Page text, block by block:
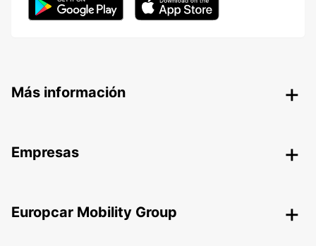
Más información
Empresas
Europcar Mobility Group